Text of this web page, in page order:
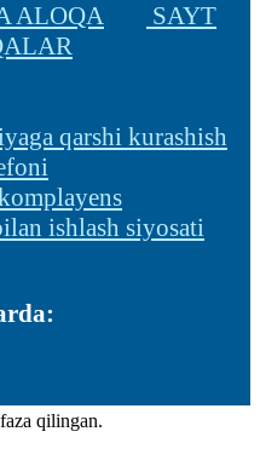
ALOQA
SAYT
qarshi kurashish
ishlash siyosati
qilingan.